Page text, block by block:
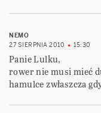
NEMO
27 SIERPNIA 2010
15:30
Panie Lulku,
rower nie musi mieć
hamulce zwłaszcza